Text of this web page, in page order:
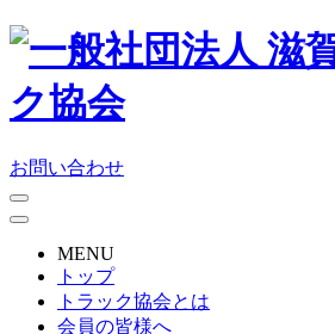
お問い合わせ
MENU
トップ
トラック協会とは
会員の皆様へ